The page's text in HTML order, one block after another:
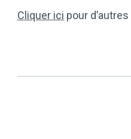
Cliquer ici pour